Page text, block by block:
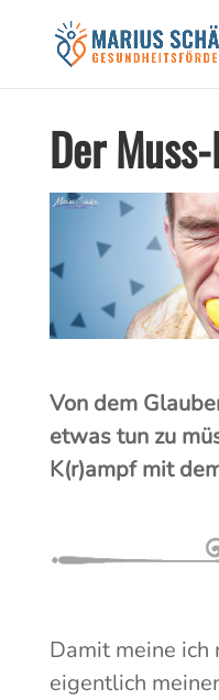
Black Friday
Gutscheine!
Der
Von dem
etwas tun zu
K(r)ampf mit
Damit meine
eigentlich